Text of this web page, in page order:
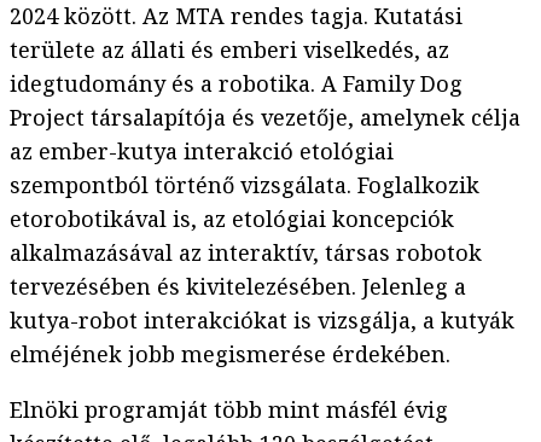
2024 között. Az MTA rendes tagja. Kutatási
területe az állati és emberi viselkedés, az
idegtudomány és a robotika. A Family Dog
Project társalapítója és vezetője, amelynek célja
az ember-kutya interakció etológiai
szempontból történő vizsgálata. Foglalkozik
etorobotikával is, az etológiai koncepciók
alkalmazásával az interaktív, társas robotok
tervezésében és kivitelezésében. Jelenleg a
kutya-robot interakciókat is vizsgálja, a kutyák
elméjének jobb megismerése érdekében.
Elnöki programját több mint másfél évig